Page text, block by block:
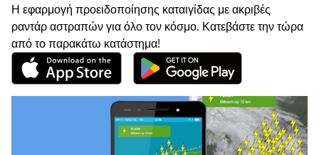
Η εφαρμογή προειδοποίησης καταιγίδας με ακριβές
ραντάρ αστραπών για όλο τον κόσμο. Κατεβάστε την τώρα
από το παρακάτω κατάστημα!